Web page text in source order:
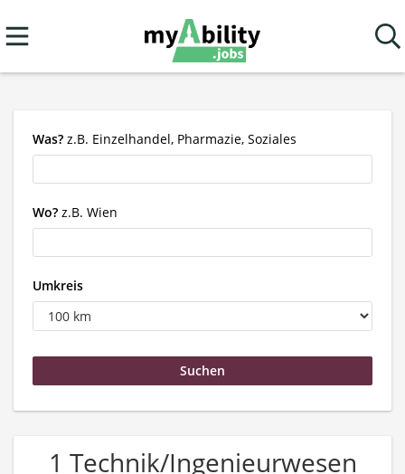
Was? z.B. Einzelhandel, Pharmazie, Soziales
Wo? z.B. Wien
Umkreis
1 Technik/Ingenieurwesen